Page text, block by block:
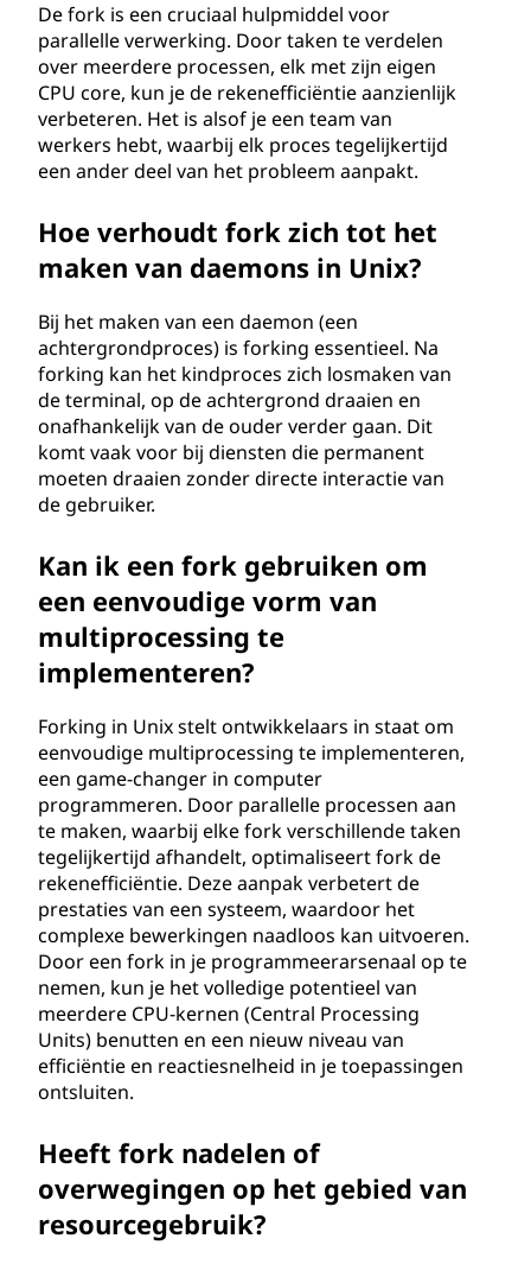
De fork is een cruciaal hulpmiddel voor
parallelle verwerking. Door taken te verdelen
over meerdere processen, elk met zijn eigen
CPU core, kun je de rekenefficiëntie aanzienlijk
verbeteren. Het is alsof je een team van
werkers hebt, waarbij elk proces tegelijkertijd
een ander deel van het probleem aanpakt.
Hoe verhoudt fork zich tot het
maken van daemons in Unix?
Bij het maken van een daemon (een
achtergrondproces) is forking essentieel. Na
forking kan het kindproces zich losmaken van
de terminal, op de achtergrond draaien en
onafhankelijk van de ouder verder gaan. Dit
komt vaak voor bij diensten die permanent
moeten draaien zonder directe interactie van
de gebruiker.
Kan ik een fork gebruiken om
een eenvoudige vorm van
multiprocessing te
implementeren?
Forking in Unix stelt ontwikkelaars in staat om
eenvoudige multiprocessing te implementeren,
een game-changer in computer
programmeren. Door parallelle processen aan
te maken, waarbij elke fork verschillende taken
tegelijkertijd afhandelt, optimaliseert fork de
rekenefficiëntie. Deze aanpak verbetert de
prestaties van een systeem, waardoor het
complexe bewerkingen naadloos kan uitvoeren.
Door een fork in je programmeerarsenaal op te
nemen, kun je het volledige potentieel van
meerdere CPU-kernen (Central Processing
Units) benutten en een nieuw niveau van
efficiëntie en reactiesnelheid in je toepassingen
ontsluiten.
Heeft fork nadelen of
overwegingen op het gebied van
resourcegebruik?